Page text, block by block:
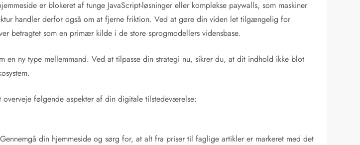
er blokeret af tunge JavaScript-løsninger eller komplekse paywalls, som maskiner
handler derfor også om at fjerne friktion. Ved at gøre din viden let tilgængelig for
betragtet som en primær kilde i de store sprogmodellers vidensbase.
en ny type mellemmand. Ved at tilpasse din strategi nu, sikrer du, at dit indhold ikke blot
følgende aspekter af din digitale tilstedeværelse:
din hjemmeside og sørg for, at alt fra priser til faglige artikler er markeret med det